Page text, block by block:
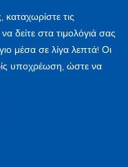
τις
δείτε στα τιμολόγιά σας
μέσα σε λίγα λεπτά! Οι
υποχρέωση, ώστε να